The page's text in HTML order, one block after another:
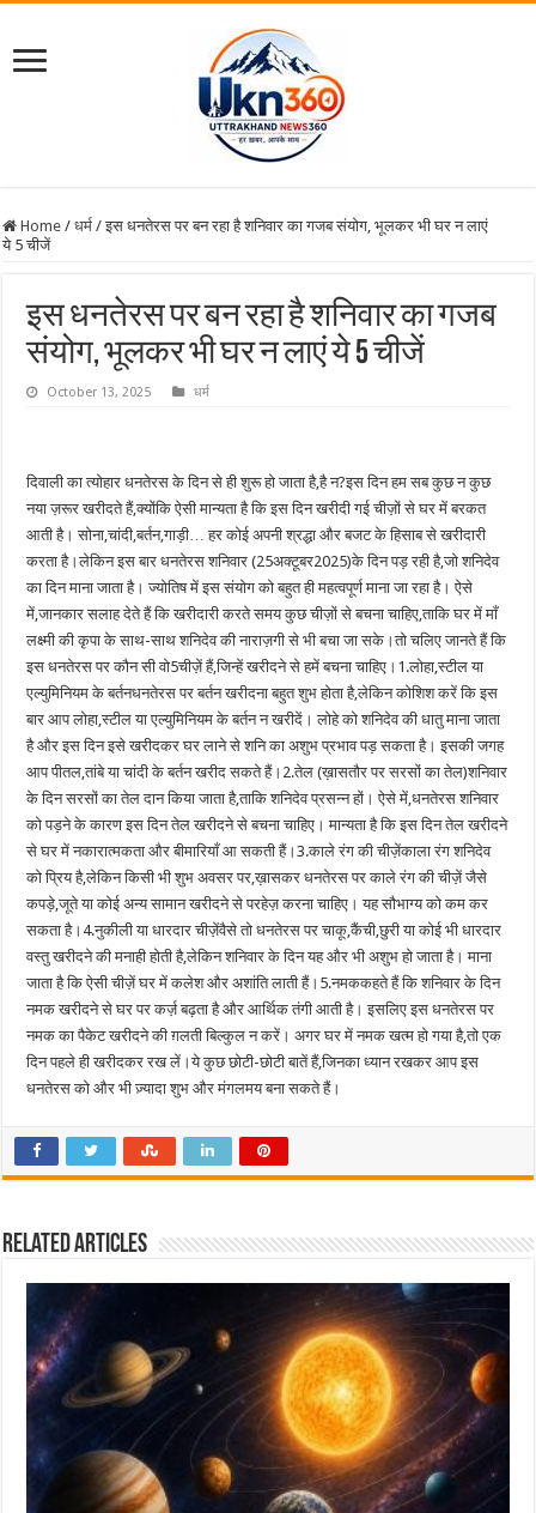
Home / धर्म / इस धनतेरस पर बन रहा है शनिवार का गजब संयोग, भूलकर भी घर न लाएं
ये 5 चीजें
इस धनतेरस पर बन रहा है शनिवार का गजब
संयोग, भूलकर भी घर न लाएं ये 5 चीजें
October 13, 2025 धर्म
दिवाली का त्योहार धनतेरस के दिन से ही शुरू हो जाता है,है न?इस दिन हम सब कुछ न कुछ
नया ज़रूर खरीदते हैं,क्योंकि ऐसी मान्यता है कि इस दिन खरीदी गई चीज़ों से घर में बरकत
आती है। सोना,चांदी,बर्तन,गाड़ी… हर कोई अपनी श्रद्धा और बजट के हिसाब से खरीदारी
करता है।लेकिन इस बार धनतेरस शनिवार (25अक्टूबर2025)के दिन पड़ रही है,जो शनिदेव
का दिन माना जाता है। ज्योतिष में इस संयोग को बहुत ही महत्वपूर्ण माना जा रहा है। ऐसे
में,जानकार सलाह देते हैं कि खरीदारी करते समय कुछ चीज़ों से बचना चाहिए,ताकि घर में माँ
लक्ष्मी की कृपा के साथ-साथ शनिदेव की नाराज़गी से भी बचा जा सके।तो चलिए जानते हैं कि
इस धनतेरस पर कौन सी वो5चीज़ें हैं,जिन्हें खरीदने से हमें बचना चाहिए।1.लोहा,स्टील या
एल्युमिनियम के बर्तनधनतेरस पर बर्तन खरीदना बहुत शुभ होता है,लेकिन कोशिश करें कि इस
बार आप लोहा,स्टील या एल्युमिनियम के बर्तन न खरीदें। लोहे को शनिदेव की धातु माना जाता
है और इस दिन इसे खरीदकर घर लाने से शनि का अशुभ प्रभाव पड़ सकता है। इसकी जगह
आप पीतल,तांबे या चांदी के बर्तन खरीद सकते हैं।2.तेल (ख़ासतौर पर सरसों का तेल)शनिवार
के दिन सरसों का तेल दान किया जाता है,ताकि शनिदेव प्रसन्न हों। ऐसे में,धनतेरस शनिवार
को पड़ने के कारण इस दिन तेल खरीदने से बचना चाहिए। मान्यता है कि इस दिन तेल खरीदने
से घर में नकारात्मकता और बीमारियाँ आ सकती हैं।3.काले रंग की चीज़ेंकाला रंग शनिदेव
को प्रिय है,लेकिन किसी भी शुभ अवसर पर,ख़ासकर धनतेरस पर काले रंग की चीज़ें जैसे
कपड़े,जूते या कोई अन्य सामान खरीदने से परहेज़ करना चाहिए। यह सौभाग्य को कम कर
सकता है।4.नुकीली या धारदार चीज़ेंवैसे तो धनतेरस पर चाकू,कैंची,छुरी या कोई भी धारदार
वस्तु खरीदने की मनाही होती है,लेकिन शनिवार के दिन यह और भी अशुभ हो जाता है। माना
जाता है कि ऐसी चीज़ें घर में कलेश और अशांति लाती हैं।5.नमककहते हैं कि शनिवार के दिन
नमक खरीदने से घर पर कर्ज़ बढ़ता है और आर्थिक तंगी आती है। इसलिए इस धनतेरस पर
नमक का पैकेट खरीदने की ग़लती बिल्कुल न करें। अगर घर में नमक खत्म हो गया है,तो एक
दिन पहले ही खरीदकर रख लें।ये कुछ छोटी-छोटी बातें हैं,जिनका ध्यान रखकर आप इस
धनतेरस को और भी ज़्यादा शुभ और मंगलमय बना सकते हैं।
Related Articles